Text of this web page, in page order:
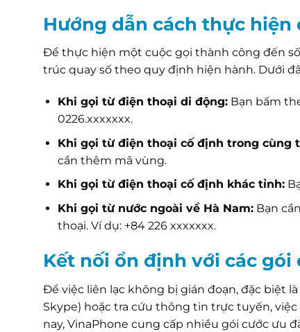
Hướng dẫn cách thực hiện
Để thực hiện một cuộc gọi thành công đến
trúc quay số theo quy định hiện hành. Dưới
Khi gọi từ điện thoại di động:Bạn bấm
0226.xxxxxxx.
Khi gọi từ điện thoại cố định trong cùng
cần thêm mã vùng.
Khi gọi từ điện thoại cố định khác tỉnh:
Khi gọi từ nước ngoài về Hà Nam:Bạn
thoại. Ví dụ: +84 226 xxxxxxx.
Kết nối ổn định với các gói
Để việc liên lạc không bị gián đoạn, đặc biệt
Skype) hoặc tra cứu thông tin trực tuyến,
nay, VinaPhone cung cấp nhiều gói cước ưu